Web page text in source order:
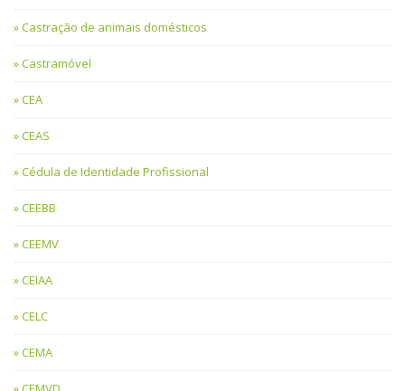
Castração de animais domésticos
Castramóvel
CEA
CEAS
Cédula de Identidade Profissional
CEEBB
CEEMV
CEIAA
CELC
CEMA